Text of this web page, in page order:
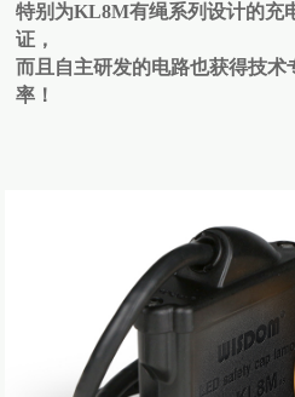
特别为KL8M有绳系列设计的充
证，
而且自主研发的电路也获得技
率！